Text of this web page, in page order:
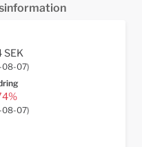
SEK
08-07)
08-07)